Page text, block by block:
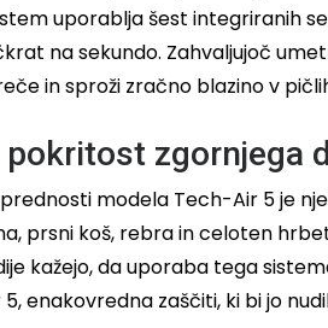
uporablja šest integriranih
na sekundo. Zahvaljujoč
in sproži zračno blazino v
pokritost zgornjega
modela Tech-Air 5 je
prsni koš, rebra in celoten
kažejo, da uporaba tega
enakovredna zaščiti, ki bi jo